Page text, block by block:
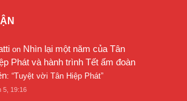
on Nhìn lại một năm của Tân
Phát và hành trình Tết ấm đoàn
: “Tuyệt vời Tân Hiệp Phát”
5, 19:16